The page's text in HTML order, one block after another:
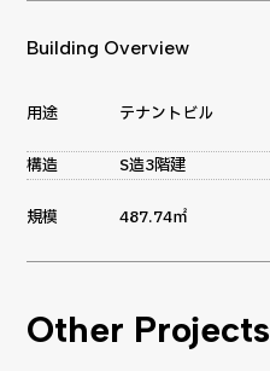
Building Overview
用途 テナントビル
構造 S造3階建
規模 487.74㎡
Other Projects